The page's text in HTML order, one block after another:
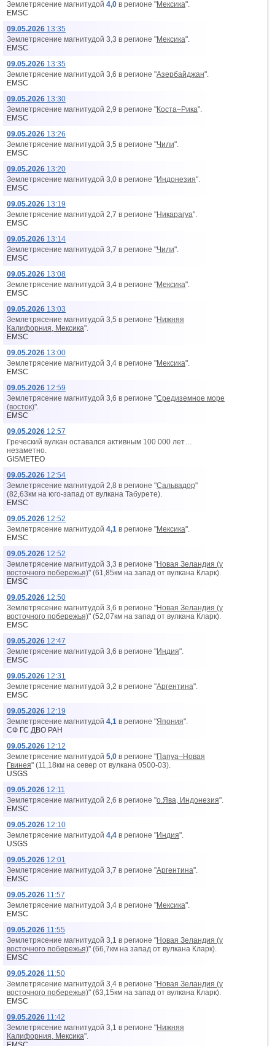
Землетрясение магнитудой 4,0 в регионе "Мексика".
EMSC
09.05.2026 13:35
Землетрясение магнитудой 3,3 в регионе "Мексика".
EMSC
09.05.2026 13:35
Землетрясение магнитудой 3,6 в регионе "Азербайджан".
EMSC
09.05.2026 13:30
Землетрясение магнитудой 2,9 в регионе "Коста–Рика".
EMSC
09.05.2026 13:26
Землетрясение магнитудой 3,5 в регионе "Чили".
EMSC
09.05.2026 13:20
Землетрясение магнитудой 3,0 в регионе "Индонезия".
EMSC
09.05.2026 13:19
Землетрясение магнитудой 2,7 в регионе "Никарагуа".
EMSC
09.05.2026 13:14
Землетрясение магнитудой 3,7 в регионе "Чили".
EMSC
09.05.2026 13:08
Землетрясение магнитудой 3,4 в регионе "Мексика".
EMSC
09.05.2026 13:03
Землетрясение магнитудой 3,5 в регионе "Нижняя
Калифорния, Мексика".
EMSC
09.05.2026 13:00
Землетрясение магнитудой 3,4 в регионе "Мексика".
EMSC
09.05.2026 12:59
Землетрясение магнитудой 3,6 в регионе "Средиземное море
(восток)".
EMSC
09.05.2026 12:57
Греческий вулкан оставался активным 100 000 лет…
незаметно.
GISMETEO
09.05.2026 12:54
Землетрясение магнитудой 2,8 в регионе "Сальвадор"
(82,63км на юго-запад от вyлкана Табурете).
EMSC
09.05.2026 12:52
Землетрясение магнитудой 4,1 в регионе "Мексика".
EMSC
09.05.2026 12:52
Землетрясение магнитудой 3,3 в регионе "Новая Зеландия (у
восточного побережья)" (61,85км на запад от вyлкана Кларк).
EMSC
09.05.2026 12:50
Землетрясение магнитудой 3,6 в регионе "Новая Зеландия (у
восточного побережья)" (52,07км на запад от вyлкана Кларк).
EMSC
09.05.2026 12:47
Землетрясение магнитудой 3,6 в регионе "Индия".
EMSC
09.05.2026 12:31
Землетрясение магнитудой 3,2 в регионе "Аргентина".
EMSC
09.05.2026 12:19
Землетрясение магнитудой 4,1 в регионе "Япония".
СФ ГС ДВО РАН
09.05.2026 12:12
Землетрясение магнитудой 5,0 в регионе "Папуа–Новая
Гвинея" (11,18км на север от вyлкана 0500-03).
USGS
09.05.2026 12:11
Землетрясение магнитудой 2,6 в регионе "о.Ява, Индонезия".
EMSC
09.05.2026 12:10
Землетрясение магнитудой 4,4 в регионе "Индия".
USGS
09.05.2026 12:01
Землетрясение магнитудой 3,7 в регионе "Аргентина".
EMSC
09.05.2026 11:57
Землетрясение магнитудой 3,4 в регионе "Мексика".
EMSC
09.05.2026 11:55
Землетрясение магнитудой 3,1 в регионе "Новая Зеландия (у
восточного побережья)" (66,7км на запад от вyлкана Кларк).
EMSC
09.05.2026 11:50
Землетрясение магнитудой 3,4 в регионе "Новая Зеландия (у
восточного побережья)" (63,15км на запад от вyлкана Кларк).
EMSC
09.05.2026 11:42
Землетрясение магнитудой 3,1 в регионе "Нижняя
Калифорния, Мексика".